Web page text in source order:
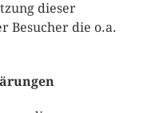
dieser
Besucher die o.a.